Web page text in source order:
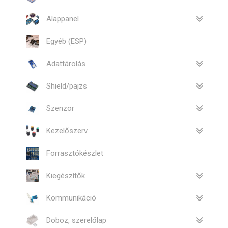
Alappanel
Egyéb (ESP)
Adattárolás
Shield/pajzs
Szenzor
Kezelőszerv
Forrasztókészlet
Kiegészítők
Kommunikáció
Doboz, szerelőlap